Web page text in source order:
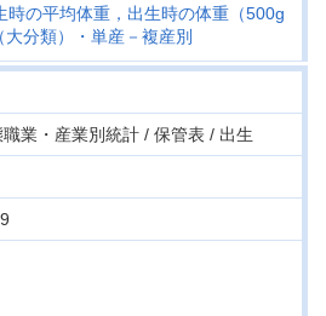
時の平均体重，出生時の体重（500g
分類）・単産－複産別
業・産業別統計 / 保管表 / 出生